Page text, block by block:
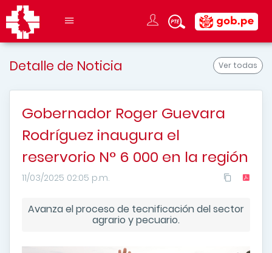
Ver todas
Detalle de Noticia
Gobernador Roger Guevara
Rodríguez inaugura el
reservorio N° 6 000 en la región
11/03/2025 02:05 p.m.
Avanza el proceso de tecnificación del sector
agrario y pecuario.